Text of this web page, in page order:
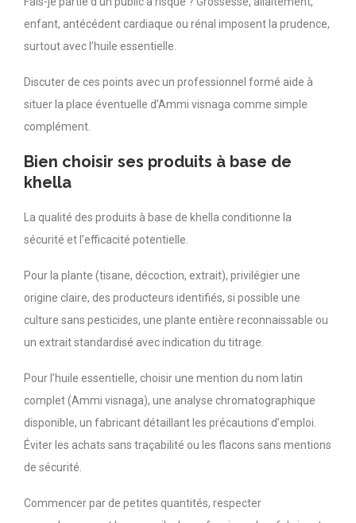
enfant, antécédent cardiaque ou rénal imposent la prudence,
surtout avec l’huile essentielle.
Discuter de ces points avec un professionnel formé aide à
situer la place éventuelle d’Ammi visnaga comme simple
complément.
Bien choisir ses produits à base de
khella
La qualité des produits à base de khella conditionne la
sécurité et l’efficacité potentielle.
Pour la plante (tisane, décoction, extrait), privilégier une
origine claire, des producteurs identifiés, si possible une
culture sans pesticides, une plante entière reconnaissable ou
un extrait standardisé avec indication du titrage.
Pour l’huile essentielle, choisir une mention du nom latin
complet (Ammi visnaga), une analyse chromatographique
disponible, un fabricant détaillant les précautions d’emploi.
Éviter les achats sans traçabilité ou les flacons sans mentions
de sécurité.
Commencer par de petites quantités, respecter